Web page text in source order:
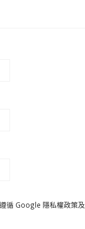
循 Google 隱私權政策及